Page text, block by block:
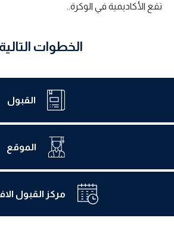
تقع الأكاديمية في الوكرة..
الخطوات التالية
القبول
الموقع
مركز القبول